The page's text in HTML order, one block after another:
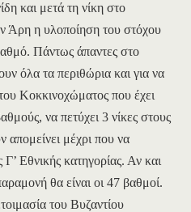
και μετά τη νίκη στο
Άρη η υλοποίηση του στόχου
Πάντως άπαντες στο
όλα τα περιθώρια και για να
Κοκκινοχώματος που έχει
να πετύχει 3 νίκες στους
απομείνει μέχρι που να
Εθνικής κατηγορίας. Αν και
θα είναι οι 47 βαθμοί.
του Βυζαντίου